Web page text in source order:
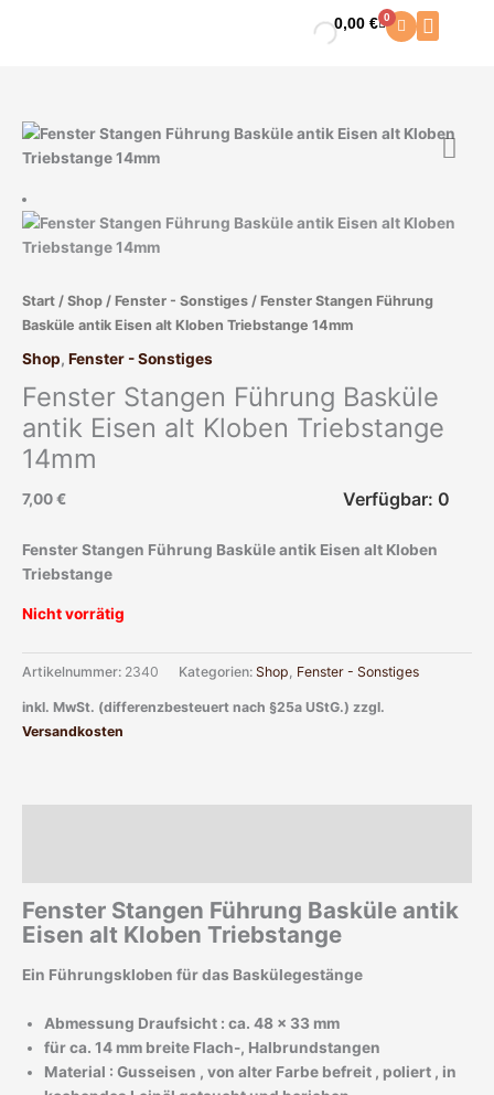
0,00€ 0
Warenkorb
Start / Shop / Fenster - Sonstiges / Fenster Stangen Führung
Basküle antik Eisen alt Kloben Triebstange 14mm
Shop, Fenster - Sonstiges
Fenster Stangen Führung Basküle
antik Eisen alt Kloben Triebstange
14mm
7,00€ Verfügbar: 0
Fenster Stangen Führung Basküle antik Eisen alt Kloben
Triebstange
Nicht vorrätig
Artikelnummer: 2340 Kategorien: Shop, Fenster - Sonstiges
inkl. MwSt. (differenzbesteuert nach §25a UStG.) zzgl.
Versandkosten
Fenster Stangen Führung Basküle antik
Eisen alt Kloben Triebstange
Ein Führungskloben für das Baskülegestänge
Abmessung Draufsicht : ca. 48 x 33 mm
für ca. 14 mm breite Flach-, Halbrundstangen
Material : Gusseisen , von alter Farbe befreit , poliert , in